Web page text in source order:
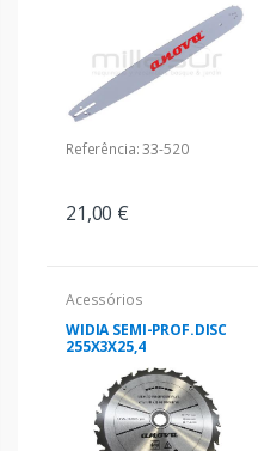
Referência: 33-520
21,00 €
Acessórios
WIDIA SEMI-PROF.DISC
255X3X25,4